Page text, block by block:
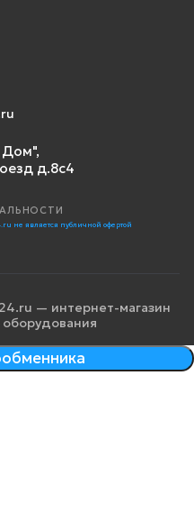
Дом",
д.8с4
не является публичной офертой
— интернет-магазин